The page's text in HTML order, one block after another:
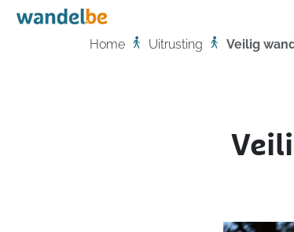
Home
Home Uitrusting Veilig